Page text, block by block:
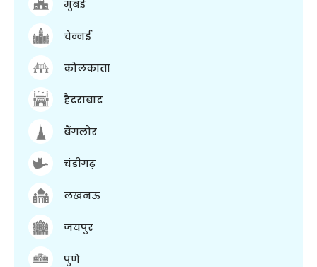
मुंबई
चेन्नई
कोलकाता
हैदराबाद
बैंगलोर
चंडीगढ़
लखनऊ
जयपुर
पुणे